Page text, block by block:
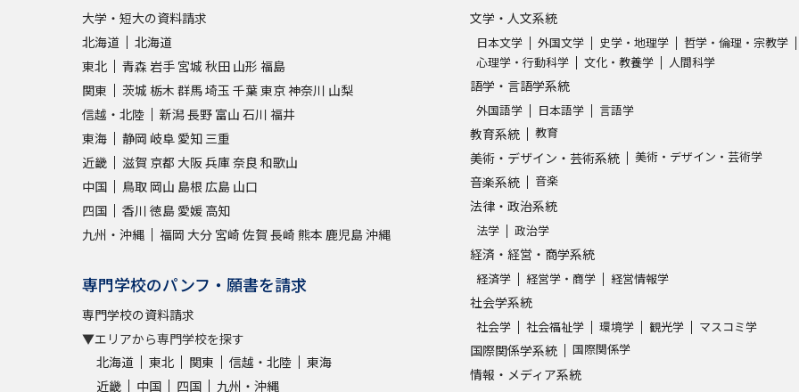
大学・短大の資料請求
北海道
北海道
東北
青森 岩手 宮城 秋田 山形 福島
関東
茨城 栃木 群馬埼玉 千葉東京神奈川 山梨
信越・北陸
新潟長野 富山 石川 福井
東海
静岡 岐阜 愛知 三重
近畿
滋賀 京都 大阪兵庫奈良 和歌山
中国
鳥取 岡山 島根 広島 山口
四国
香川 徳島 愛媛 高知
九州・沖縄
福岡 大分 宮崎 佐賀 長崎 熊本 鹿児島沖縄
専門学校のパンフ・願書を請求
専門学校の資料請求
▼エリアから専門学校を探す
北海道
東北 関東 信越・北陸
東海
近畿
中国 四国 九州・沖縄
文学・人文系統
日本文学 外国文学 史学・地理学
哲学・倫理・宗教学
心理学・行動科学
文化・教養学 人間科学
語学・言語学系統
外国語学 日本語学 言語学
教育系統 教育
美術・デザイン・芸術系統 美術・デザイン・芸術学
音楽系統 音楽
法律・政治系統
法学 政治学
経済・経営・商学系統
経済学 経営学・商学 経営情報学
社会学系統
社会学 社会福祉学 環境学 観光学 マスコミ学
国際関係学系統 国際関係学
情報・メディア系統